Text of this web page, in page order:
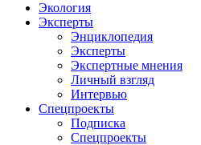
Экология
Эксперты
Энциклопедия
Эксперты
Экспертные мнения
Личный взгляд
Интервью
Спецпроекты
Подписка
Спецпроекты